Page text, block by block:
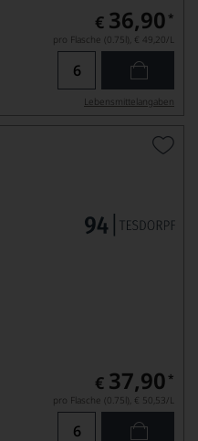
€ 36,90 *
pro Flasche (0.75l), € 49,20/L
Lebensmittel­angaben
€ 37,90 *
pro Flasche (0.75l), € 50,53/L